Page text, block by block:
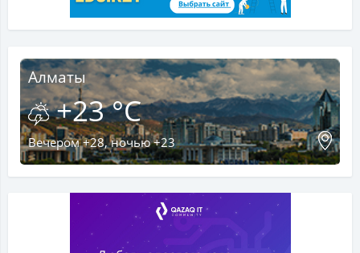
Алматы
+23 °C
Вечером +28, ночью +23